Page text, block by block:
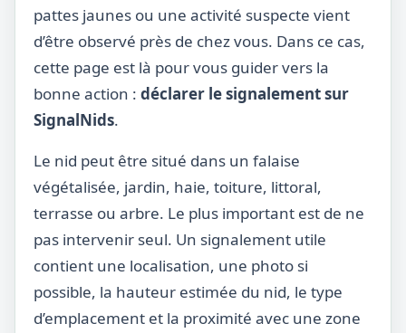
pattes jaunes ou une activité suspecte vient
d’être observé près de chez vous. Dans ce cas,
cette page est là pour vous guider vers la
bonne action : déclarer le signalement sur
SignalNids.
Le nid peut être situé dans un falaise
végétalisée, jardin, haie, toiture, littoral,
terrasse ou arbre. Le plus important est de ne
pas intervenir seul. Un signalement utile
contient une localisation, une photo si
possible, la hauteur estimée du nid, le type
d’emplacement et la proximité avec une zone